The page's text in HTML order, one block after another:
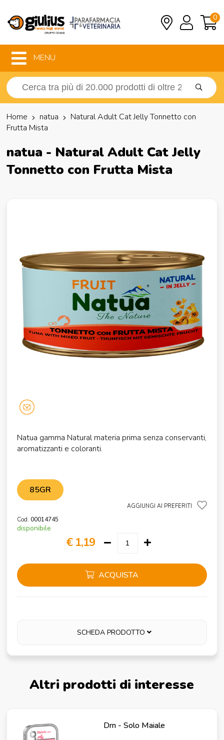
0
MENU
Home natua
Natural Adult Cat Jelly Tonnetto con
Frutta Mista
natua - Natural Adult Cat Jelly
Tonnetto con Frutta Mista
Natua gamma Natural materia prima senza conservanti,
aromatizzanti e coloranti.
85GR
AGGIUNGI AI PREFERITI
Cod. 00014745
disponibile
€ 1,19
ACQUISTA
SCHEDA PRODOTTO
Altri prodotti di interesse
Drn - Solo Maiale